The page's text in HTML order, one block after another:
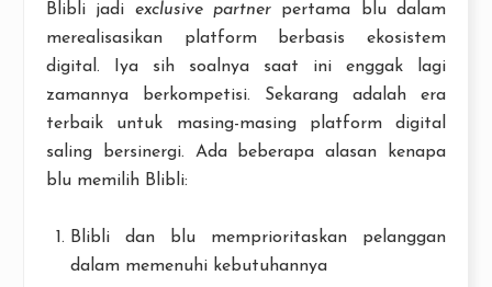
Blibli jadi exclusive partner pertama blu dalam
merealisasikan platform berbasis ekosistem
digital. Iya sih soalnya saat ini enggak lagi
zamannya berkompetisi. Sekarang adalah era
terbaik untuk masing-masing platform digital
saling bersinergi. Ada beberapa alasan kenapa
blu memilih Blibli:
Blibli dan blu memprioritaskan pelanggan
dalam memenuhi kebutuhannya